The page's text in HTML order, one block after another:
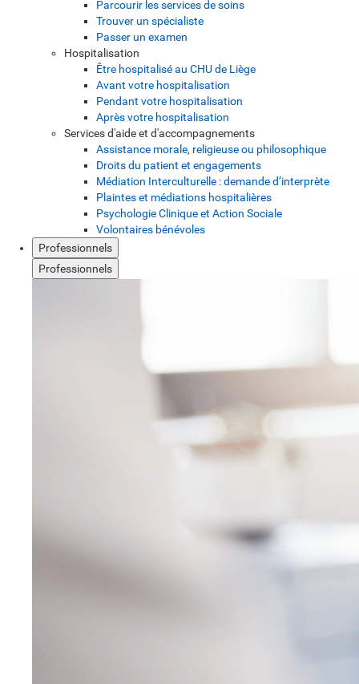
Parcourir les services de soins
Trouver un spécialiste
Passer un examen
Hospitalisation
Être hospitalisé au CHU de Liège
Avant votre hospitalisation
Pendant votre hospitalisation
Après votre hospitalisation
Services d'aide et d'accompagnements
Assistance morale, religieuse ou philosophique
Droits du patient et engagements
Médiation Interculturelle : demande d’interprète
Plaintes et médiations hospitalières
Psychologie Clinique et Action Sociale
Volontaires bénévoles
Professionnels
Professionnels